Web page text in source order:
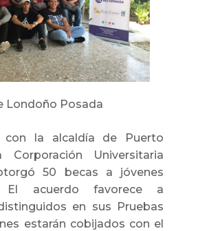
Londoño Posada
con la alcaldía de Puerto
Corporación Universitaria
50 becas a jóvenes
El acuerdo favorece a
en sus Pruebas
estarán cobijados con el